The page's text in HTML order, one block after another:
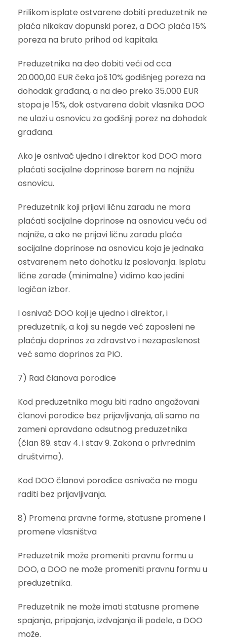
Prilikom isplate ostvarene dobiti preduzetnik ne
plaća nikakav dopunski porez, a DOO plaća 15%
poreza na bruto prihod od kapitala.
Preduzetnika na deo dobiti veći od cca
20.000,00 EUR čeka još 10% godišnjeg poreza na
dohodak građana, a na deo preko 35.000 EUR
stopa je 15%, dok ostvarena dobit vlasnika DOO
ne ulazi u osnovicu za godišnji porez na dohodak
građana.
Ako je osnivač ujedno i direktor kod DOO mora
plaćati socijalne doprinose barem na najnižu
osnovicu.
Preduzetnik koji prijavi ličnu zaradu ne mora
plaćati socijalne doprinose na osnovicu veću od
najniže, a ako ne prijavi ličnu zaradu plaća
socijalne doprinose na osnovicu koja je jednaka
ostvarenem neto dohotku iz poslovanja. Isplatu
lične zarade (minimalne) vidimo kao jedini
logičan izbor.
I osnivač DOO koji je ujedno i direktor, i
preduzetnik, a koji su negde već zaposleni ne
plaćaju doprinos za zdravstvo i nezaposlenost
već samo doprinos za PIO.
7) Rad članova porodice
Kod preduzetnika mogu biti radno angažovani
članovi porodice bez prijavljivanja, ali samo na
zameni opravdano odsutnog preduzetnika
(član 89. stav 4. i stav 9. Zakona o privrednim
društvima).
Kod DOO članovi porodice osnivača ne mogu
raditi bez prijavljivanja.
8) Promena pravne forme, statusne promene i
promene vlasništva
Preduzetnik može promeniti pravnu formu u
DOO, a DOO ne može promeniti pravnu formu u
preduzetnika.
Preduzetnik ne može imati statusne promene
spajanja, pripajanja, izdvajanja ili podele, a DOO
može.